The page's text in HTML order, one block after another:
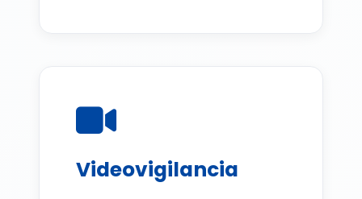
Videovigilancia